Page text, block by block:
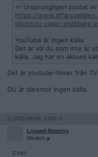
Ursprungligen postat av
https://
ekonomi-vaxer-snabbare-
YouTube är ingen källa.
Det är väl du som inte är
källa. Jag har en aktuell
Det är youtube-filmer från
DU är däremot ingen källa.
2025-08-06, 13:02
Loraael-Beautyy
Medlem
Citat: